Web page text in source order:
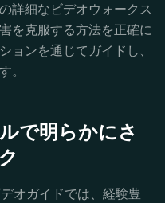
詳細なビデオウォークス
を克服する方法を正確に
ョンを通じてガイドし、
。
で明らかにさ
オガイドでは、経験豊